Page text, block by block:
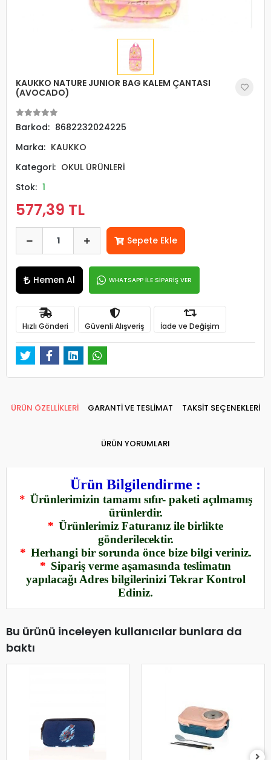
KAUKKO NATURE JUNIOR BAG KALEM ÇANTASI
(AVOCADO)
Barkod: 8682232024225
Marka: KAUKKO
Kategori: OKUL ÜRÜNLERİ
Stok: 1
577,39 TL
Sepete Ekle
Hemen Al WHATSAPP İLE SİPARİŞ VER
Hızlı Gönderi Güvenli Alışveriş İade ve Değişim
ÜRÜN ÖZELLİKLERİ GARANTİ VE TESLİMAT TAKSİT SEÇENEKLERİ
ÜRÜN YORUMLARI
Ürün Bilgilendirme :
* Ürünlerimizin tamamı sıfır- paketi açılmamış
ürünlerdir.
* Ürünlerimiz Faturanız ile birlikte
gönderilecektir.
* Herhangi bir sorunda önce bize bilgi veriniz.
* Sipariş verme aşamasında teslimatın
yapılacağı Adres bilgilerinizi Tekrar Kontrol
Ediniz.
Bu ürünü inceleyen kullanıcılar bunlara da
baktı